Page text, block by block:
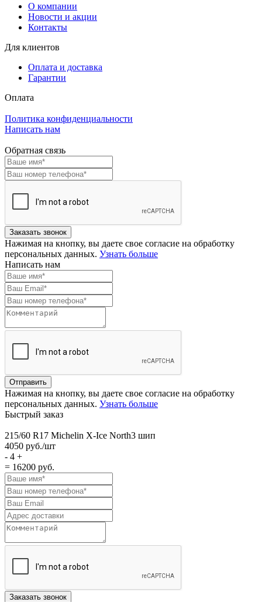
О компании
Новости и акции
Контакты
Для клиентов
Оплата и доставка
Гарантии
Оплата
Политика конфиденциальности
Написать нам
Обратная связь
Нажимая на кнопку, вы даете свое согласие на обработку
персональных данных. Узнать больше
Написать нам
Нажимая на кнопку, вы даете свое согласие на обработку
персональных данных. Узнать больше
Быстрый заказ
215/60 R17 Michelin X-Ice North3 шип
4050 руб./шт
- 4 +
= 16200 руб.